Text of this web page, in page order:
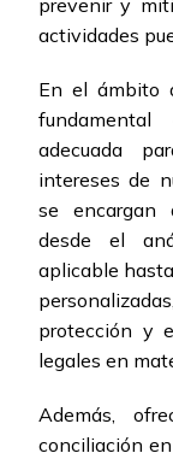
prevenir y
actividades
En el ámbito
adecuada
intereses de
se encargan
desde el
aplicable
protección y
legales en
Además,
conciliación